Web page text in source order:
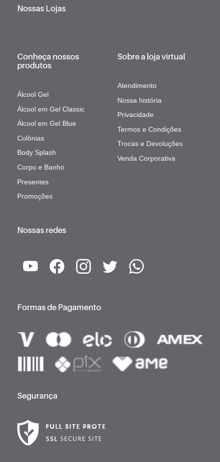
Nossas Lojas
Conheça nossos
produtos
Álcool Gel
Álcool em Gel Classic
Álcool em Gel Blue
Colônias
Body Splash
Corpo e Banho
Presentes
Promoções
Sobre a loja virtual
Atendimento
Nossa história
Privacidade
Termos e Condições
Trocas e Devoluções
Venda Corporativa
Nossas redes
Formas de Pagamento
Segurança